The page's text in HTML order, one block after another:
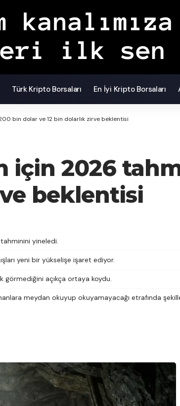
Türk Kripto Borsaları En İyi Kripto Borsaları
bin dolar ve 12 bin dolarlık zirve beklentisi
için 2026
beklentisi
yineledi.
yeni bir yükselişe işaret ediyor.
görmediğini açıkça ortaya koydu.
meydan okuyup okuyamayacağı etrafında